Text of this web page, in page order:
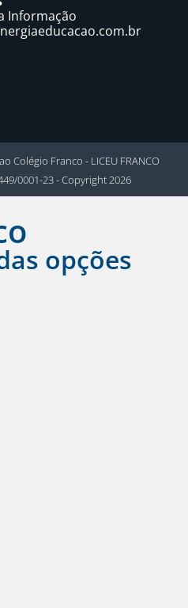
Informação
Colégio Franco - LICEU FRANCO
0001-23 - Copyright 2026
opções